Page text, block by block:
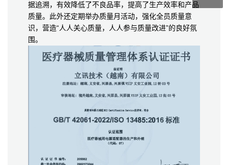
据追溯，有效降低了不良品率，提高了生产效率和产品
质量。此外还定期举办质量月活动，强化全员质量意
识，营造“人人关心质量，人人参与质量改进”的良好氛
围。